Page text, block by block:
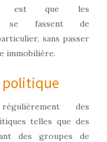
est que les
se fassent de
sans passer
immobilière.
des
telles que des
des groupes de